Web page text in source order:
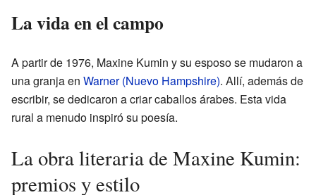
La vida en el campo
A partir de 1976, Maxine Kumin y su esposo se mudaron a
una granja en Warner (Nuevo Hampshire). Allí, además de
escribir, se dedicaron a criar caballos árabes. Esta vida
rural a menudo inspiró su poesía.
La obra literaria de Maxine Kumin:
premios y estilo